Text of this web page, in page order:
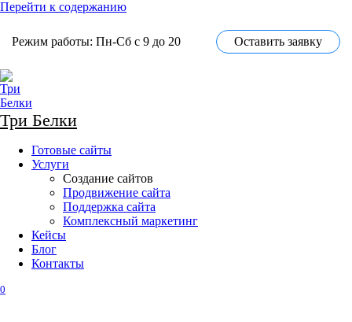
Перейти к содержанию
Режим работы: Пн-Сб с 9 до 20 Оставить заявку
Три Белки
Готовые сайты
Услуги
Создание сайтов
Продвижение сайта
Поддержка сайта
Комплексный маркетинг
Кейсы
Блог
Контакты
0